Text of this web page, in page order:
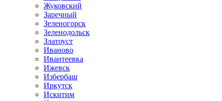
Жуковский
Заречный
Зеленогорск
Зеленодольск
Златоуст
Иваново
Ивантеевка
Ижевск
Избербаш
Иркутск
Искитим